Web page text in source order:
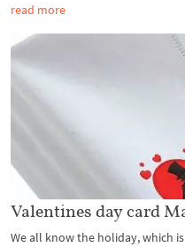
read more
Valentines day card
We all know the holiday, which